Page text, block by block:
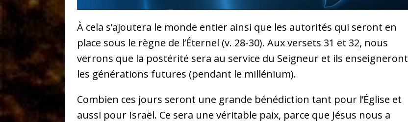
À cela s’ajoutera le monde entier ainsi que les autorités qui seront en
place sous le règne de l’Éternel (v. 28-30). Aux versets 31 et 32, nous
verrons que la postérité sera au service du Seigneur et ils enseigneront
les générations futures (pendant le millénium).
Combien ces jours seront une grande bénédiction tant pour l’Église et
aussi pour Israël. Ce sera une véritable paix, parce que Jésus nous a